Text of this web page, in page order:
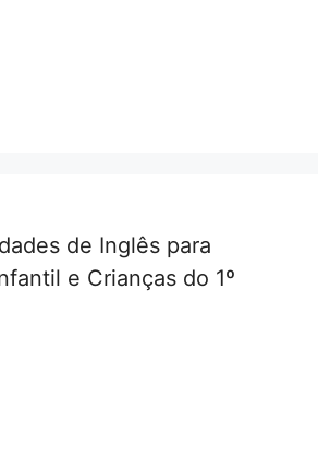
de Inglês para
e Crianças do 1º